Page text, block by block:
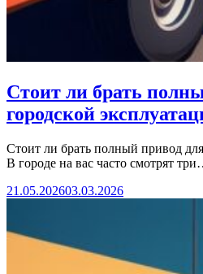
Стоит ли брать
городской
Стоит ли брать полный привод
В городе на вас часто смотрят
21.05.202603.03.2026